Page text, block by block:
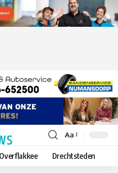
Lettergrootte
aanpassen
Aa
Drechtsteden